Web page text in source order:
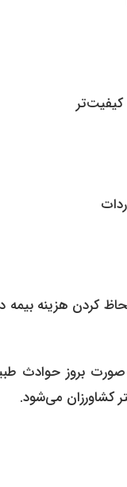
کیفیت‌تر
بروز حوادث
کشاورزان می‌شود.